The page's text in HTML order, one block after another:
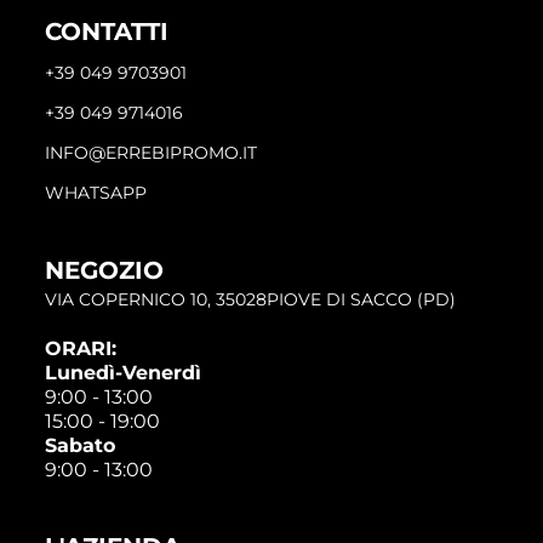
CONTATTI
+39 049 9703901
+39 049 9714016
INFO@ERREBIPROMO.IT
WHATSAPP
NEGOZIO
VIA COPERNICO 10, 35028PIOVE DI SACCO (PD)
ORARI:
Lunedì-Venerdì
9:00 - 13:00
15:00 - 19:00
Sabato
9:00 - 13:00